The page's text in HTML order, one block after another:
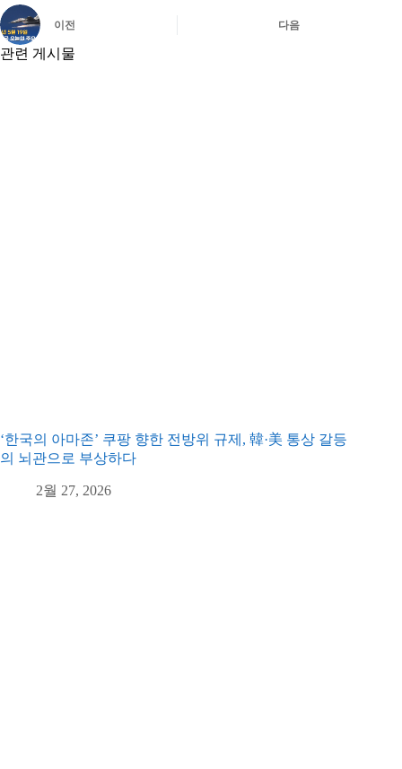
이전 다음
관련 게시물
‘한국의 아마존’ 쿠팡 향한 전방위 규제, 韓·美 통상 갈등
의 뇌관으로 부상하다
2월 27, 2026